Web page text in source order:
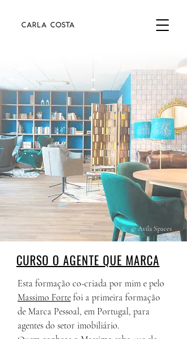
© Avila Spaces
CURSO O AGENTE QUE MARCA
Esta formação co-criada por mim e pelo
Massimo Forte foi a primeira formação
de Marca Pessoal, em Portugal, para
agentes do setor imobiliário.